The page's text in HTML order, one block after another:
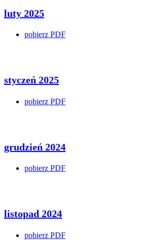
luty 2025
pobierz PDF
styczeń 2025
pobierz PDF
grudzień 2024
pobierz PDF
listopad 2024
pobierz PDF